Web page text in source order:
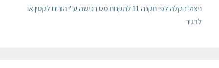
ניצול הקלה לפי תקנה 11 לתקנות מס רכישה ע"י הורים לקטין או
לבגיר